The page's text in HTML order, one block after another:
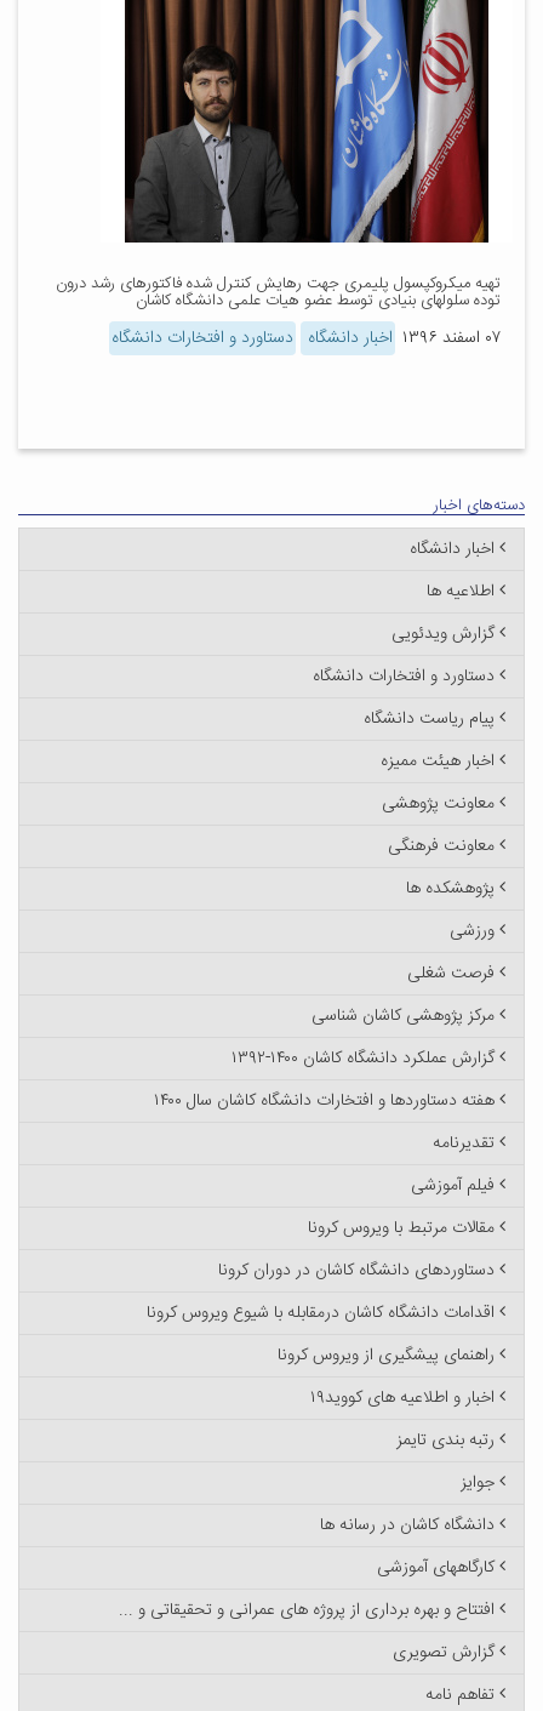
تهیه میکروکپسول پلیمری جهت رهایش کنترل شده فاکتورهای رشد درون
توده سلولهای بنیادی توسط عضو هیات علمی دانشگاه کاشان
۰۷ اسفند ۱۳۹۶ اخبار دانشگاه دستاورد و افتخارات دانشگاه
دسته‌های اخبار
اخبار دانشگاه
اطلاعیه ها
گزارش ویدئویی
دستاورد و افتخارات دانشگاه
پیام ریاست دانشگاه
اخبار هیئت ممیزه
معاونت پژوهشی
معاونت فرهنگی
پژوهشکده ها
ورزشی
فرصت شغلی
مرکز پژوهشی کاشان شناسی
گزارش عملکرد دانشگاه کاشان ۱۴۰۰-۱۳۹۲
هفته دستاوردها و افتخارات دانشگاه کاشان سال ۱۴۰۰
تقدیرنامه
فیلم آموزشی
مقالات مرتبط با ویروس کرونا
دستاوردهای دانشگاه کاشان در دوران کرونا
اقدامات دانشگاه کاشان درمقابله با شیوع ویروس کرونا
راهنمای پیشگیری از ویروس کرونا
اخبار و اطلاعیه های کووید۱۹
رتبه بندی تایمز
جوایز
دانشگاه کاشان در رسانه ها
کارگاههای آموزشی
افتتاح و بهره برداری از پروژه های عمرانی و تحقیقاتی و ...
گزارش تصویری
تفاهم نامه